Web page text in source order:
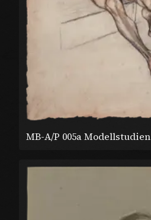
MB-A/P 005a Modellstudien